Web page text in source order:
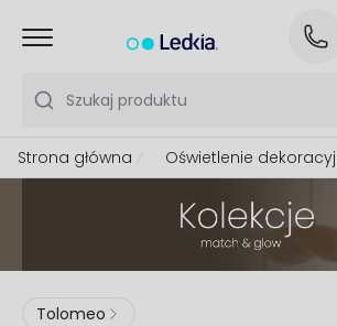
Szukaj produktu
Strona główna Oświetlenie
Tolomeo